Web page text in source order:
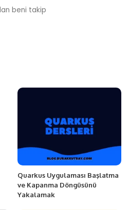
beni takip
Quarkus Uygulaması Başlatma
ve Kapanma Döngüsünü
Yakalamak